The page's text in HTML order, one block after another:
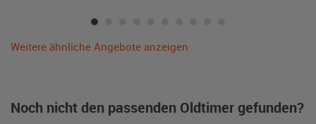
Weitere ähnliche Angebote anzeigen
Noch nicht den passenden Oldtimer gefunden?